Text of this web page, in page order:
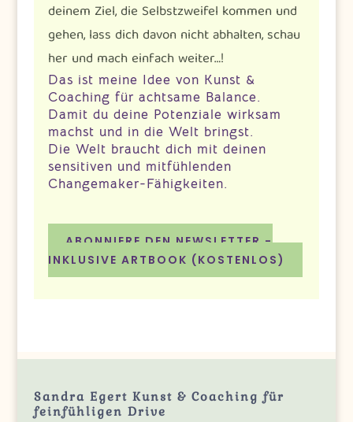
deinem Ziel, die Selbstzweifel kommen und
gehen, lass dich davon nicht abhalten, schau
her und mach einfach weiter…!
Das ist meine Idee von Kunst &
Coaching für achtsame Balance.
Damit du deine Potenziale wirksam
machst und in die Welt bringst.
Die Welt braucht dich mit deinen
sensitiven und mitfühlenden
Changemaker-Fähigkeiten.
ABONNIERE DEN NEWSLETTER -
INKLUSIVE ARTBOOK (KOSTENLOS)
Sandra Egert Kunst & Coaching für
feinfühligen Drive